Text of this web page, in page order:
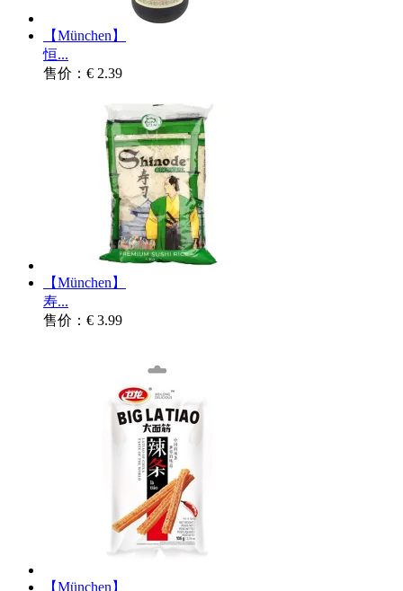
【München】
恒...
售价：€ 2.39
【München】
寿...
售价：€ 3.99
【München】